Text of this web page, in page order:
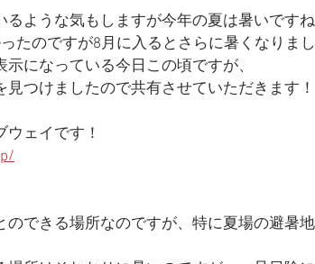
ような気もしますが今年の夏は暑いですね
たのですが8月に入るとさらに暑くなりまし
になっている今日この頃ですが、
つけましたので共有させていただきます！
ェイです！
のできる場所なのですが、特に夏場の避暑